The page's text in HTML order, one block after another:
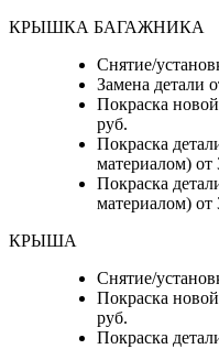
КРЫШКА БАГАЖНИКА
Снятие/
Замена детали
Покраска
руб.
Покраска
материалом) от
Покраска
материалом) от
КРЫША
Снятие/
Покраска
руб.
Покраска